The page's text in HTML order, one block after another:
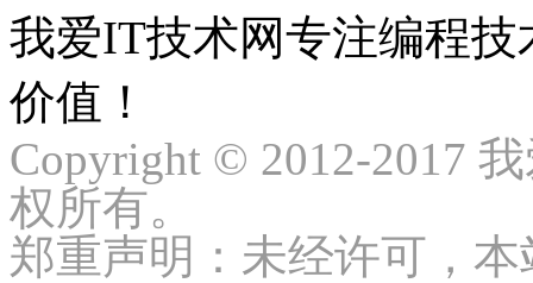
我爱IT技术网专注编程
价值！
Copyright © 2012-2017
权所有。
郑重声明：未经许可，